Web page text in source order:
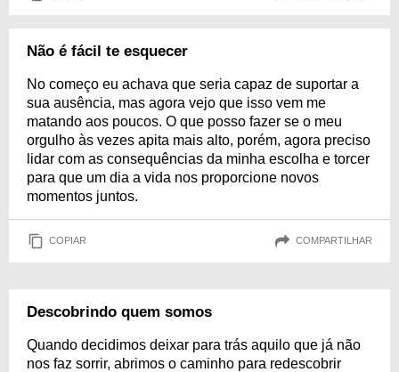
Não é fácil te esquecer
No começo eu achava que seria capaz de suportar a
sua ausência, mas agora vejo que isso vem me
matando aos poucos. O que posso fazer se o meu
orgulho às vezes apita mais alto, porém, agora preciso
lidar com as consequências da minha escolha e torcer
para que um dia a vida nos proporcione novos
momentos juntos.
COPIAR COMPARTILHAR
Descobrindo quem somos
Quando decidimos deixar para trás aquilo que já não
nos faz sorrir, abrimos o caminho para redescobrir